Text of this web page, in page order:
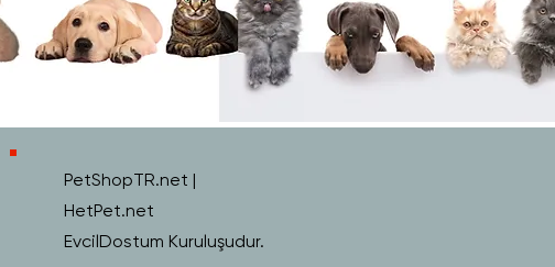
PetShopTR.net |
HetPet.net
EvcilDostum Kuruluşudur.